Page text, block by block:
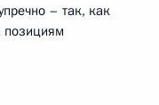
– так, как
позициям